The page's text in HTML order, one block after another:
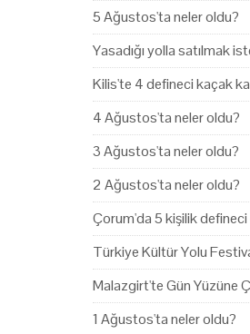
5 Ağustos'ta neler oldu?
Yasadığı yolla satılmak
Kilis'te 4 defineci kaçak
4 Ağustos'ta neler oldu?
3 Ağustos'ta neler oldu?
2 Ağustos'ta neler oldu?
Çorum'da 5 kişilik
Türkiye Kültür Yolu
Malazgirt'te Gün Yüzüne
1 Ağustos'ta neler oldu?